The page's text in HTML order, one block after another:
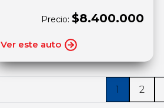
Precio: $8.400.000
Ver este auto
1 2